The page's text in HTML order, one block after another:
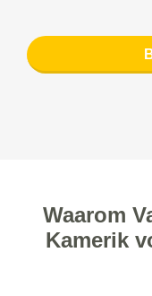
Waarom
Kamerik